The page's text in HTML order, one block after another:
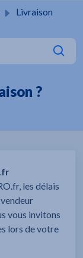
Livraison
?
les délais
vous invitons
lors de votre